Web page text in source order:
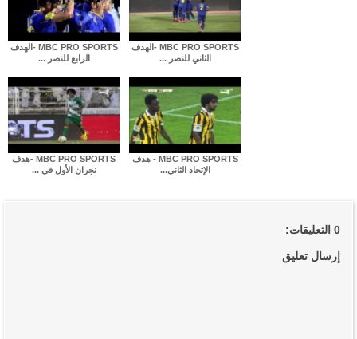
MBC PRO SPORTS -الهدف
الرابع للنصر ...
MBC PRO SPORTS -الهدف
الثاني للنصر ...
MBC PRO SPORTS -هدف
نجران الأول في ...
MBC PRO SPORTS - هدف
الإتحاد الثاني...
0 التعليقات:
إرسال تعليق